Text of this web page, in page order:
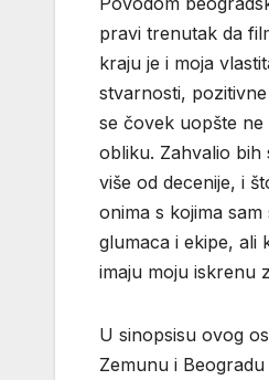
pravi trenutak da
kraju je i moja
stvarnosti,
se čovek uopšte ne
obliku. Zahvalio
više od decenije, i
onima s kojima
glumaca i ekipe, ali
imaju moju
U sinopsisu ovog
Zemunu i